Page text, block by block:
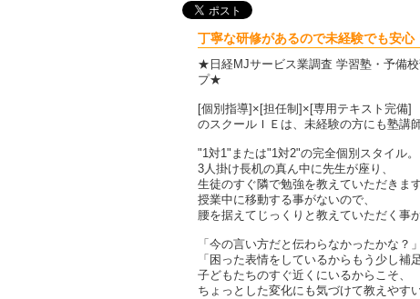
丁寧な研修があるので未経験でも安
★日経MJサービス業調査 学習塾・予備
プ★
[個別指導]×[担任制]×[専用テキスト完備]
のスクールＩＥは、未経験の方にも塾講
"1対1"または"1対2"の完全個別スタイル。
3人掛け長机の真ん中に先生が座り、
生徒のすぐ隣で勉強を教えていただきます
授業中に移動する事がないので、
腰を据えてじっくりと教えていただく事
「今の言い方だと伝わらなかったかな？」
「困った表情をしているからもう少し補
子どもたちのすぐ近くにいるからこそ、
ちょっとした変化にも気づけて教えやす